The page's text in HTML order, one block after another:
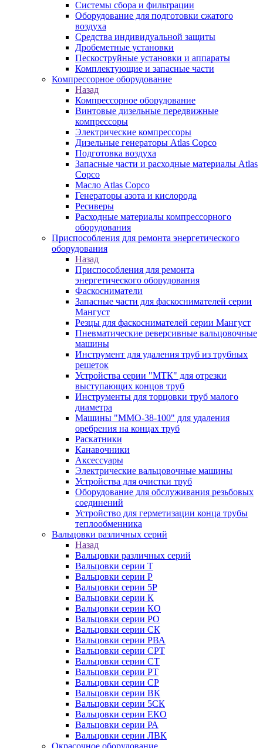
Системы сбора и фильтрации
Оборудование для подготовки сжатого
воздуха
Средства индивидуальной защиты
Дробеметные установки
Пескоструйные установки и аппараты
Комплектующие и запасные части
Компрессорное оборудование
Назад
Компрессорное оборудование
Винтовые дизельные передвижные
компрессоры
Электрические компрессоры
Дизельные генераторы Atlas Copco
Подготовка воздуха
Запасные части и расходные материалы Atlas
Copco
Масло Atlas Copco
Генераторы азота и кислорода
Ресиверы
Расходные материалы компрессорного
оборудования
Приспособления для ремонта энергетического
оборудования
Назад
Приспособления для ремонта
энергетического оборудования
Фаскосниматели
Запасные части для фаскоснимателей серии
Мангуст
Резцы для фаскоснимателей серии Мангуст
Пневматические реверсивные вальцовочные
машины
Инструмент для удаления труб из трубных
решеток
Устройства серии "МТК" для отрезки
выступающих концов труб
Инструменты для торцовки труб малого
диаметра
Машины "ММО-38-100" для удаления
оребрения на концах труб
Раскатники
Канавочники
Аксессуары
Электрические вальцовочные машины
Устройства для очистки труб
Оборудование для обслуживания резьбовых
соединений
Устройство для герметизации конца трубы
теплообменника
Вальцовки различных серий
Назад
Вальцовки различных серий
Вальцовки серии Т
Вальцовки серии Р
Вальцовки серии 5Р
Вальцовки серии К
Вальцовки серии КО
Вальцовки серии РО
Вальцовки серии СК
Вальцовки серии РВА
Вальцовки серии СРТ
Вальцовки серии СТ
Вальцовки серии РТ
Вальцовки серии СР
Вальцовки серии ВК
Вальцовки серии 5СК
Вальцовки серии ЕКО
Вальцовки серии РА
Вальцовки серии ЛВК
Окрасочное оборудование